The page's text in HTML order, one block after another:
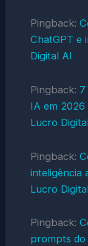
Pingback:
ChatGPT e
Digital AI
Pingback: 7
IA em
Lucro
Pingback:
inteligência
Lucro
Pingback:
prompts do